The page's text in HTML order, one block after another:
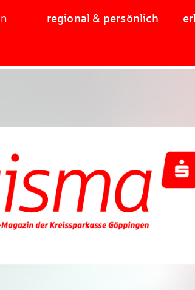
regional & persönlich